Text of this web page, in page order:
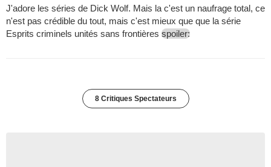
J'adore les séries de Dick Wolf. Mais la c'est un naufrage total, ce
n'est pas crédible du tout, mais c'est mieux que que la série
Esprits criminels unités sans frontières spoiler:
8 Critiques Spectateurs